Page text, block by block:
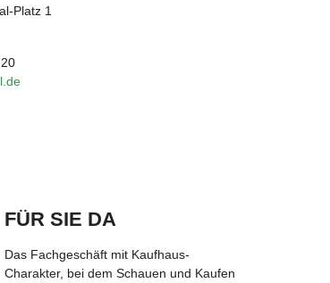
Platz 1
FÜR SIE DA
Das Fachgeschäft mit Kaufhaus-
Charakter, bei dem Schauen und Kaufen